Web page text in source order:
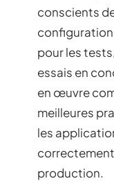
conscients
pour les
essais en
en œuvre
meilleures
les
production.